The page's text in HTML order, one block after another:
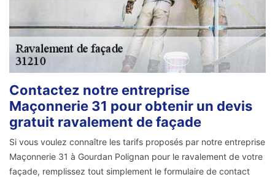
Contactez notre entreprise
Maçonnerie 31 pour obtenir un devis
gratuit ravalement de façade
Si vous voulez connaître les tarifs proposés par notre entreprise
Maçonnerie 31 à Gourdan Polignan pour le ravalement de votre
façade, remplissez tout simplement le formulaire de contact